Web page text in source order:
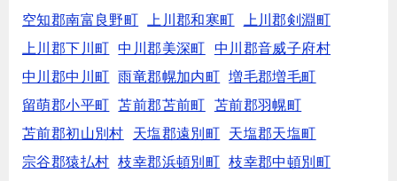
空知郡南富良野町
上川郡和寒町
上川郡剣淵町
上川郡下川町
中川郡美深町
中川郡音威子府村
中川郡中川町
雨竜郡幌加内町
増毛郡増毛町
留萌郡小平町
苫前郡苫前町
苫前郡羽幌町
苫前郡初山別村
天塩郡遠別町
天塩郡天塩町
宗谷郡猿払村
枝幸郡浜頓別町
枝幸郡中頓別町